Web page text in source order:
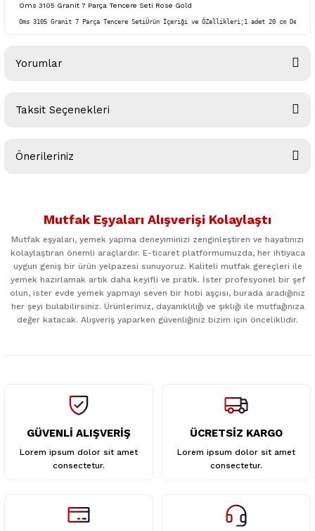
Oms 3105 Granit 7 Parça Tencere Seti Rose Gold
Oms 3105 Granit 7 Parça Tencere SetiÜrün İçeriği ve ÖZellikleri;1 adet 20 cm Derin
Yorumlar
Taksit Seçenekleri
Önerileriniz
kullanarak tarafımıza iletebilirsiniz.
Ürün resmi kalitesiz, bozuk veya görüntülenemiyor.
Ürün bilgilerinde hatalar bulunuyor.
Ürün fiyatı diğer sitelerden daha pahalı.
Mutfak Eşyaları Alışverişi Kolaylaştı
Mutfak eşyaları, yemek yapma deneyiminizi zenginleştiren ve hayatınızı
kolaylaştıran önemli araçlardır. E-ticaret platformumuzda, her ihtiyaca
uygun geniş bir ürün yelpazesi sunuyoruz. Kaliteli mutfak gereçleri ile
yemek hazırlamak artık daha keyifli ve pratik. İster profesyonel bir şef
olun, ister evde yemek yapmayı seven bir hobi aşçısı, burada aradığınız
her şeyi bulabilirsiniz. Ürünlerimiz, dayanıklılığı ve şıklığı ile mutfağınıza
değer katacak. Alışveriş yaparken güvenliğiniz bizim için önceliklidir.
GÜVENLİ ALIŞVERİŞ
Lorem ipsum dolor sit amet
consectetur.
ÜCRETSİZ KARGO
Lorem ipsum dolor sit amet
consectetur.